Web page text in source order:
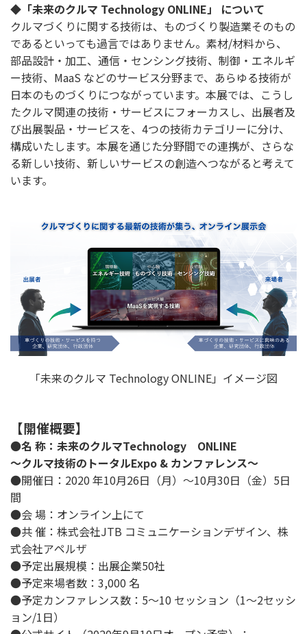
◆「未来のクルマ Technology ONLINE」 について
クルマづくりに関する技術は、ものづくり製造業そのもの
であるといっても過言ではありません。素材/材料から、
部品設計・加工、通信・センシング技術、制御・エネルギ
ー技術、MaaS などのサービス分野まで、あらゆる技術が
日本のものづくりにつながっています。本展では、こうし
たクルマ関連の技術・サービスにフォーカスし、出展者及
び出展製品・サービスを、4つの技術カテゴリーに分け、
構成いたします。本展を通じた分野間での連携が、さらな
る新しい技術、新しいサービスの創造へつながると考えて
います。
「未来のクルマ Technology ONLINE」イメージ図
【開催概要】
●名 称：未来のクルマTechnology ONLINE
～クルマ技術のトータルExpo & カンファレンス～
●開催日：2020 年10月26日（月）～10月30日（金）5日
間
●会 場：オンライン上にて
●共 催：株式会社JTB コミュニケーションデザイン、株
式会社アペルザ
●予定出展規模：出展企業50社
●予定来場者数：3,000 名
●予定カンファレンス数：5～10 セッション（1～2セッシ
ョン/1日）